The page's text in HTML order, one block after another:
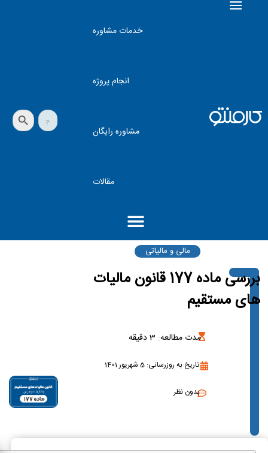
خدمات مشاوره
انجام پروژه
مشاوره رایگان
مقالات
جستجو
برای:
دکمه جستجو
مالی و مالیاتی
بررسی ماده 177 قانون مالیات
های مستقیم
مدت مطالعه: 3دقیقه
تاریخ به روزرسانی: 5 شهریور 1401
بدون نظر